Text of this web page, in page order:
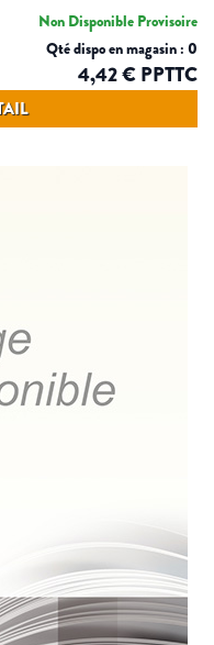
Non Disponible Provisoire
Qté dispo en magasin : 0
4,42 € PPTTC